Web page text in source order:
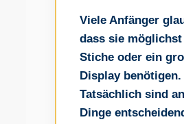
Viele Anfänger
dass sie
Stiche oder ein
Display benötigen.
Tatsächlich sind
Dinge